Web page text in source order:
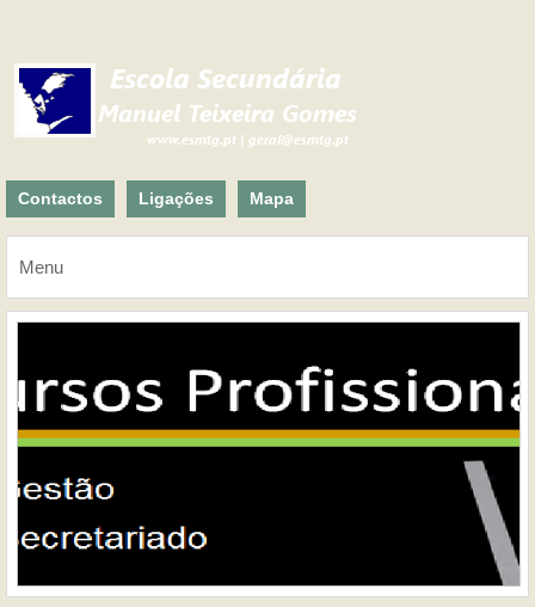
Contactos Ligações Mapa
Menu